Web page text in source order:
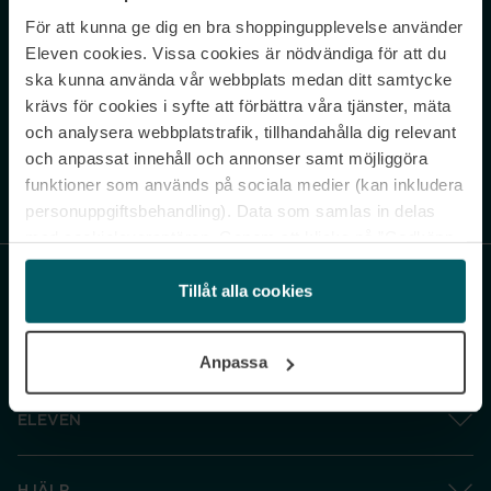
För att kunna ge dig en bra shoppingupplevelse använder
Eleven cookies. Vissa cookies är nödvändiga för att du
ska kunna använda vår webbplats medan ditt samtycke
krävs för cookies i syfte att förbättra våra tjänster, mäta
och analysera webbplatstrafik, tillhandahålla dig relevant
och anpassat innehåll och annonser samt möjliggöra
funktioner som används på sociala medier (kan inkludera
personuppgiftsbehandling). Data som samlas in delas
och gå vidare” accepterar du samtliga cookies medan du
under ”Inställningar” kan anpassa användningen av
cookies. Du kan återkalla ditt samtycke när som helst.
Tillåt alla cookies
Anpassa
Never miss a beat.
Sign up to our newsletter.
Genom att prenumerera accepterar du vår Integritetspolicy. Avprenumerera
ELEVEN